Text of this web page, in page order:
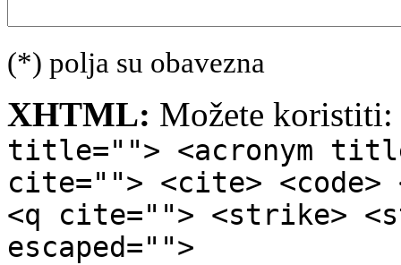
(*) polja su obavezna
XHTML: Možete koristiti:
title=""> <acronym
cite=""> <cite> <code>
<q cite=""> <strike>
escaped="">